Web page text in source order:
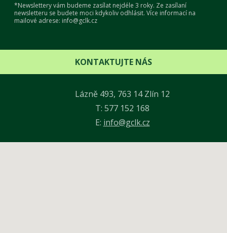
*Newslettery vám budeme zasílat nejdéle 3 roky. Ze zasílaní
newsletteru se budete moci kdykoliv odhlásit. Více informací na
mailové adrese: info@gclk.cz
KONTAKTUJTE NÁS
Lázně 493, 763 14 Zlín 12
T: 577 152 168
E: info@gclk.cz